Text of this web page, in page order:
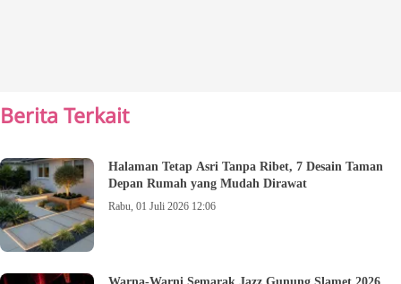
Berita Terkait
Halaman Tetap Asri Tanpa Ribet, 7 Desain Taman
Depan Rumah yang Mudah Dirawat
Rabu, 01 Juli 2026 12:06